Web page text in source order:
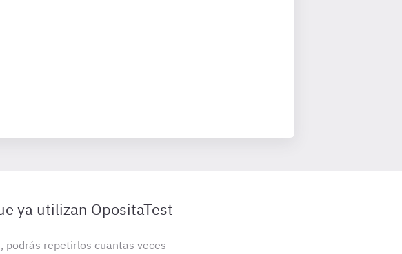
ya utilizan OpositaTest
podrás repetirlos cuantas veces